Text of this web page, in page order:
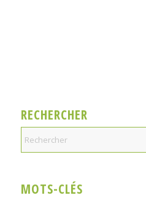
RECHERCHER
MOTS-CLÉS